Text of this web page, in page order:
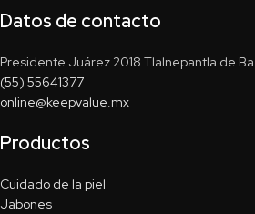
Datos de contacto
Presidente Juárez 2018 Tlalnepantla de
(55) 55641377
online@keepvalue.mx
Productos
Cuidado de la piel
Jabones